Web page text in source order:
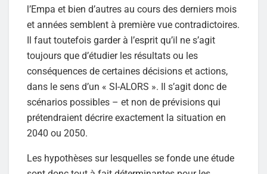
l’Empa et bien d’autres au cours des derniers mois
et années semblent à première vue contradictoires.
Il faut toutefois garder à l’esprit qu’il ne s’agit
toujours que d’étudier les résultats ou les
conséquences de certaines décisions et actions,
dans le sens d’un « SI-ALORS ». Il s’agit donc de
scénarios possibles – et non de prévisions qui
prétendraient décrire exactement la situation en
2040 ou 2050.
Les hypothèses sur lesquelles se fonde une étude